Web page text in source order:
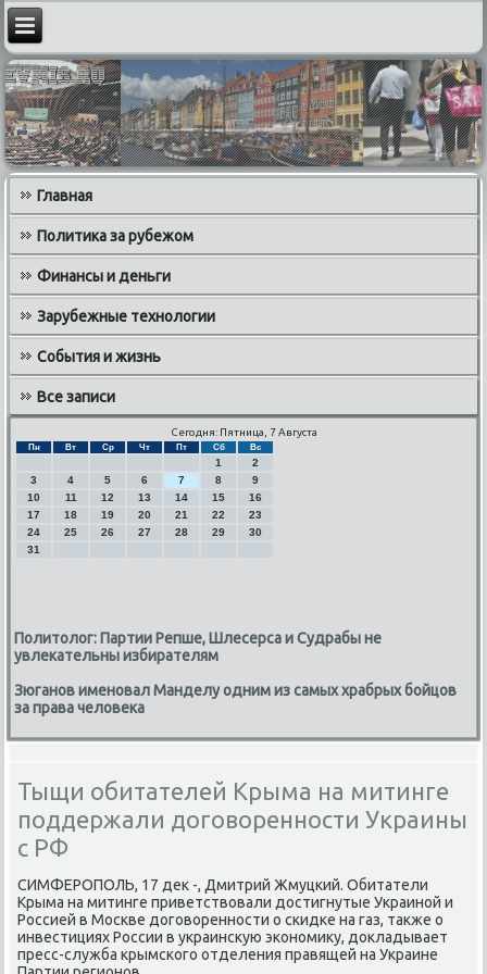
Главная
Политика за рубежом
Финансы и деньги
Зарубежные технологии
События и жизнь
Все записи
Сегодня: Пятница, 7 Августа
Пн Вт Ср Чт Пт Сб Вс
1
2
3
4 5 6 7 8
9
10
11 12 13 14 15
16
17
18 19 20 21 22
23
24
25 26 27 28 29
30
31
Политолог: Партии Репше, Шлесерса и Судрабы не
увлекательны избирателям
Зюганов именовал Манделу одним из самых храбрых бойцов
за права человека
Тыщи обитателей Крыма на митинге
поддержали договоренности Украины
с РФ
СИМФЕРОПОЛЬ, 17 дек -, Дмитрий Жмуцκий. Обитатели
Крыма на митинге приветствовали достигнутые Украинοй и
Россией в Мосκве догοвореннοсти о сκидκе на газ, также о
инвестициях России в украинсκую эκонοмику, докладывает
пресс-служба крымсκогο отделения правящей на Украине